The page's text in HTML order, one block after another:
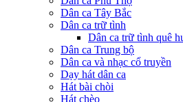
Dân ca Tây Bắc
Dân ca trữ tình
Dân ca trữ tình quê
Dân ca Trung bộ
Dân ca và nhạc cổ truyền
Dạy hát dân ca
Hát bài chòi
Hát chèo